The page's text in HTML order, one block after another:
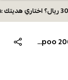
شامبو جاف باتيست هيدرات 200 مل batiste hydrate dry shampoo 200ml